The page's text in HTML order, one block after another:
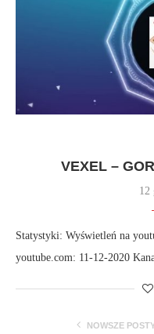
VEXEL –
12
Statystyki: Wyświetleń na
youtube.com: 11-12-2020
NOWSZE